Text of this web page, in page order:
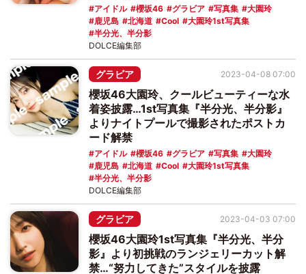
アイドル 櫻坂46 グラビア 写真集
大園玲
鹿児島
北海道 Cool
大園玲1st写真集
半分光、半分影
DOLCE編集部
グラビア
櫻坂46大園玲、クールビューティーな水
着姿披露…1st写真集『半分光、半分影』
よりナイトプールで撮影されたポストカ
ード解禁
アイドル 櫻坂46 グラビア 写真集
大園玲
鹿児島
北海道 Cool
大園玲1st写真集
半分光、半分影
2023-04-08 07:00
DOLCE編集部
グラビア
櫻坂46大園玲1st写真集『半分光、半分
影』より初挑戦のランジェリーカット解
禁…“努力してきた”スタイルを披露
2023-04-03 07:00